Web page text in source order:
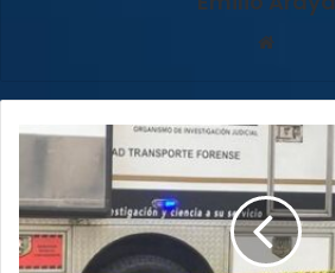
Hombre
años
es
la